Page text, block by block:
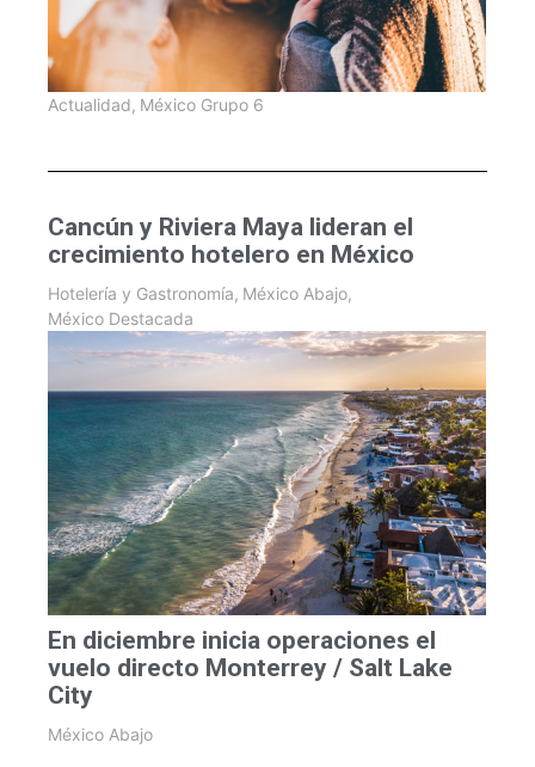
Actualidad, México Grupo 6
Cancún y Riviera Maya lideran el
crecimiento hotelero en México
Hotelería y Gastronomía, México Abajo,
México Destacada
En diciembre inicia operaciones el
vuelo directo Monterrey / Salt Lake
City
México Abajo